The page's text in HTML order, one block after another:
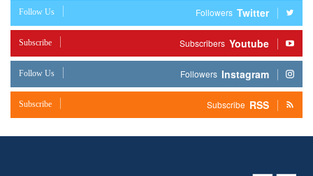
Twitter
Followers
Follow Us
Youtube
Subscribers
Subscribe
Instagram
Followers
Follow Us
RSS
Subscribe
Subscribe